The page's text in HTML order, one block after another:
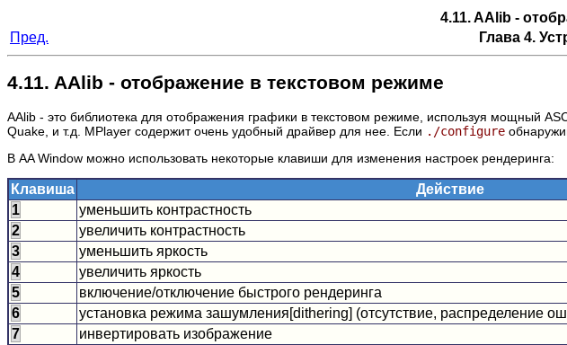
4.11. AAlib -
Пред.
Глава 4.
4.11. AAlib - отображение в текстовом режиме
AAlib - это библиотека для отображения графики в текстовом режиме, используя мощный
Quake, и т.д. MPlayer содержит очень удобный драйвер для нее. Если ./configure
В AA Window можно использовать некоторые клавиши для изменения настроек рендеринга:
Клавиша
Действие
1
уменьшить контрастность
2
увеличить контрастность
3
уменьшить яркость
4
увеличить яркость
5
включение/отключение быстрого рендеринга
6
установка режима зашумления[dithering] (отсутствие, распределение
7
инвертировать изображение